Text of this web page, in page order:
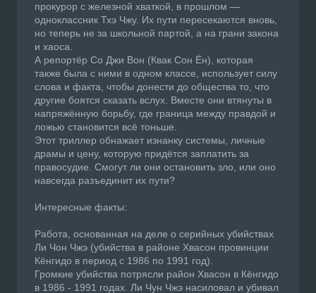
прокурор с железной хваткой, в прошлом —
одноклассник Тхэ Чжу. Их пути пересекаются вновь,
но теперь не за школьной партой, а на грани закона
и хаоса.
А репортёр Со Джи Вон (Квак Сон Ён), которая
также была с ними в одном классе, использует силу
слова и факта, чтобы донести до общества то, что
другие боятся сказать вслух. Вместе они втянуты в
напряжённую борьбу, где граница между правдой и
ложью становится всё тоньше.
Этот триллер обнажает изнанку системы, личные
драмы и цену, которую придётся заплатить за
правосудие. Смогут ли они остановить зло, или оно
навсегда разъединит их пути?
Интересные факты:
Работа, основанная на деле о серийных убийствах
Ли Чон Чжэ (убийства в районе Хвасон провинции
Кёнгидо в период с 1986 по 1991 год).
Громкие убийства потрясли район Хвасон в Кёнгидо
в 1986 - 1991 годах. Ли Чун Чжэ насиловал и убивал